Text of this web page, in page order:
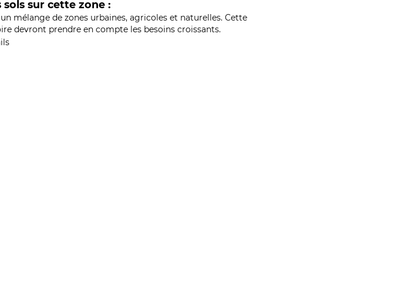
sur cette zone :
mélange de zones urbaines, agricoles et naturelles. Cette
devront prendre en compte les besoins croissants.